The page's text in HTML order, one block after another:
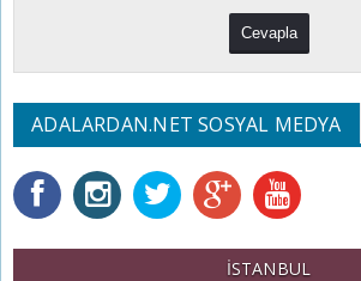
ADALARDAN.NET SOSYAL MEDYA
İSTANBUL